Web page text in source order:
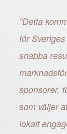
"Detta
för
snabba
sponsorer,
som väljer
lokalt